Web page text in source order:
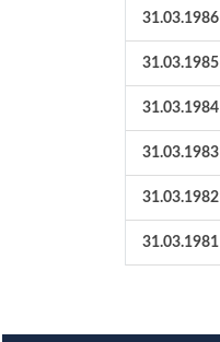
31.03.1986
31.03.1985
31.03.1984
31.03.1983
31.03.1982
31.03.1981